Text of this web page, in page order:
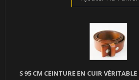
S 95 CM CEINTURE EN CUIR